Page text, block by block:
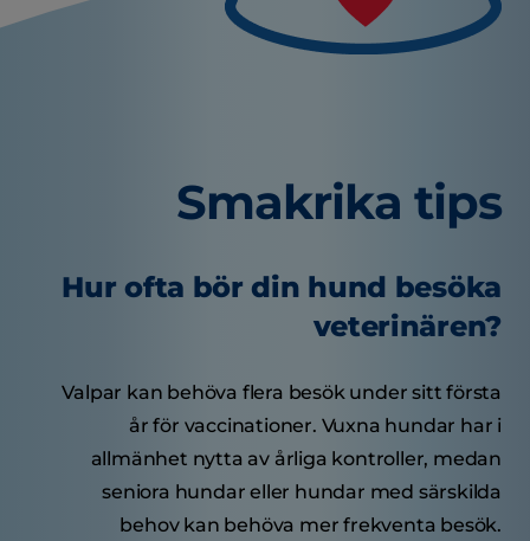
Smakrika tips
Hur ofta bör din hund besöka
veterinären?
Valpar kan behöva flera besök under sitt första
år för vaccinationer. Vuxna hundar har i
allmänhet nytta av årliga kontroller, medan
seniora hundar eller hundar med särskilda
behov kan behöva mer frekventa besök.